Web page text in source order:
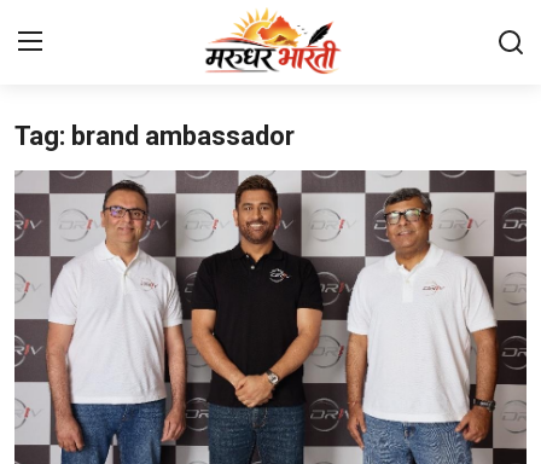
Home
संपर्क करें
हमारे बारे में
देश
राजस्थान
बिजनेस
Tag: brand ambassador